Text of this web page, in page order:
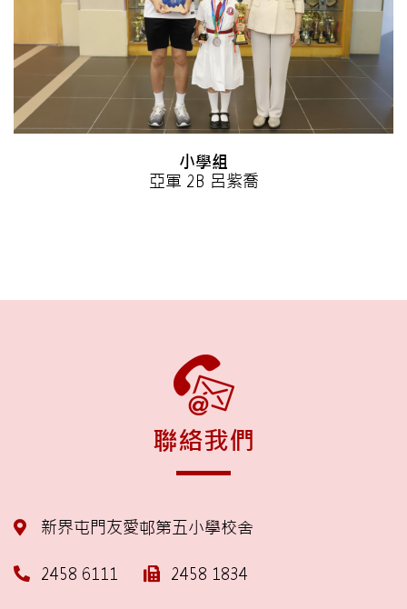
小學組
亞軍 2B 呂紫喬
聯絡我們
新界屯門友愛邨第五小學校舍
2458 6111 2458 1834